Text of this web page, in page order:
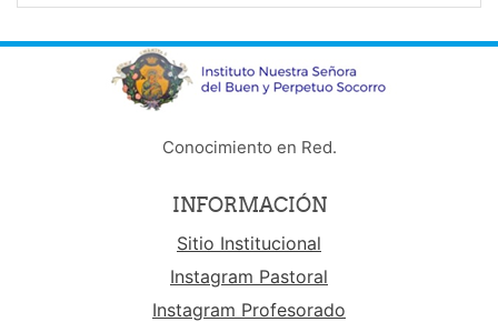
Conocimiento en Red.
INFORMACIÓN
Sitio Institucional
Instagram Pastoral
Instagram Profesorado